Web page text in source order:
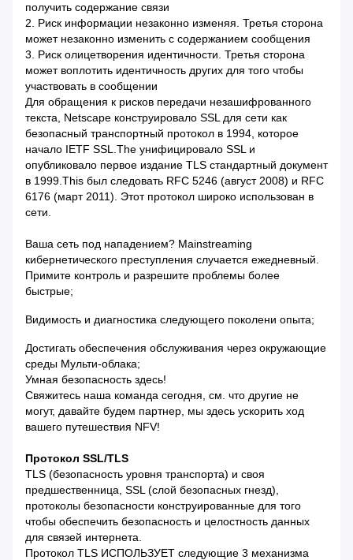
получить содержание связи
2. Риск информации незаконно изменяя. Третья сторона
может незаконно изменить с содержанием сообщения
3. Риск олицетворения идентичности. Третья сторона
может воплотить идентичность других для того чтобы
участвовать в сообщении
Для обращения к рисков передачи незашифрованного
текста, Netscape конструировало SSL для сети как
безопасный транспортный протокол в 1994, которое
начало IETF SSL.The унифицировало SSL и
опубликовало первое издание TLS стандартный документ
в 1999.This был следовать RFC 5246 (август 2008) и RFC
6176 (март 2011). Этот протокол широко использован в
сети.
Ваша сеть под нападением? Mainstreaming
кибернетического преступления случается ежедневный.
Примите контроль и разрешите проблемы более
быстрые;
Видимость и диагностика следующего поколени опыта;
Достигать обеспечения обслуживания через окружающие
среды Мульти-облака;
Умная безопасность здесь!
Свяжитесь наша команда сегодня, см. что другие не
могут, давайте будем партнер, мы здесь ускорить ход
вашего путешествия NFV!
Протокол SSL/TLS
TLS (безопасность уровня транспорта) и своя
предшественница, SSL (слой безопасных гнезд),
протоколы безопасности конструированные для того
чтобы обеспечить безопасность и целостность данных
для связей интернета.
Протокол TLS ИСПОЛЬЗУЕТ следующие 3 механизма